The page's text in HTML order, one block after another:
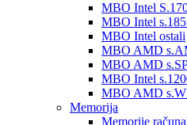
MBO Intel
MBO Intel
MBO Intel ostali
MBO AMD
MBO AMD
MBO Intel
MBO AMD
Memorija
Memorije